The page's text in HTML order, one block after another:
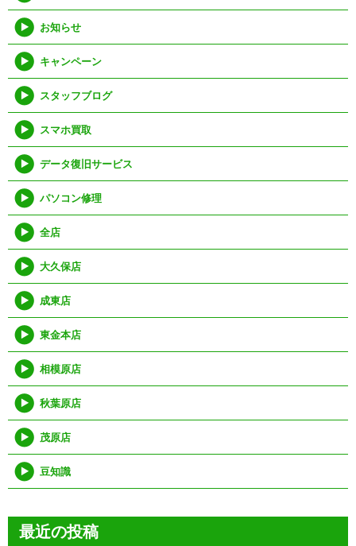
お知らせ
キャンペーン
スタッフブログ
スマホ買取
データ復旧サービス
パソコン修理
全店
大久保店
成東店
東金本店
相模原店
秋葉原店
茂原店
豆知識
最近の投稿